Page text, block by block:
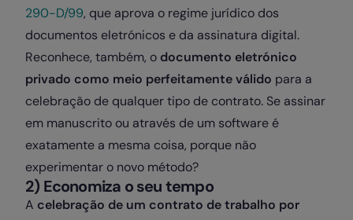
290-D/99, que aprova o regime jurídico dos
documentos eletrónicos e da assinatura digital.
Reconhece, também, o documento eletrónico
privado como meio perfeitamente válido para a
celebração de qualquer tipo de contrato. Se assinar
em manuscrito ou através de um software é
exatamente a mesma coisa, porque não
experimentar o novo método?
2) Economiza o seu tempo
A celebração de um contrato de trabalho por